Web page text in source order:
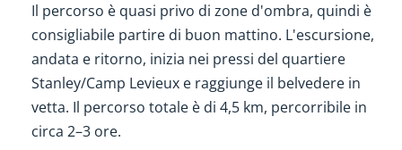
Il percorso è quasi privo di zone d'ombra, quindi è
consigliabile partire di buon mattino. L'escursione,
andata e ritorno, inizia nei pressi del quartiere
Stanley/Camp Levieux e raggiunge il belvedere in
vetta. Il percorso totale è di 4,5 km, percorribile in
circa 2–3 ore.